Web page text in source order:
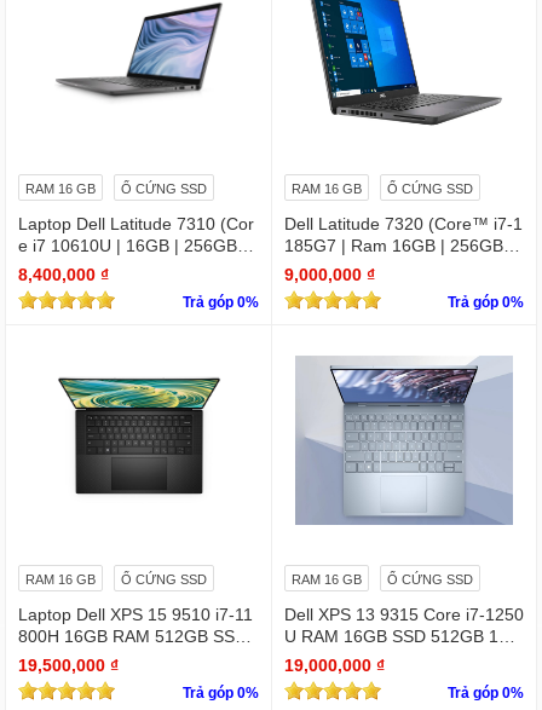
RAM 16 GB Ổ CỨNG SSD
Laptop Dell Latitude 7310 (Cor
e i7 10610U | 16GB | 256GB | I
ntel UHD | 13.3 FHD
8,400,000 ₫
Trả góp 0%
RAM 16 GB Ổ CỨNG SSD
Dell Latitude 7320 (Core™ i7-1
185G7 | Ram 16GB | 256GB S
SD | 13.3 inch FHD)
9,000,000 ₫
Trả góp 0%
RAM 16 GB Ổ CỨNG SSD
Laptop Dell XPS 15 9510 i7-11
800H 16GB RAM 512GB SSD
RTX 3050 15.6 inches 4K Touc
hscreen
19,500,000 ₫
Trả góp 0%
RAM 16 GB Ổ CỨNG SSD
Dell XPS 13 9315 Core i7-1250
U RAM 16GB SSD 512GB 13.
4" 4K Touchscreen
19,000,000 ₫
Trả góp 0%